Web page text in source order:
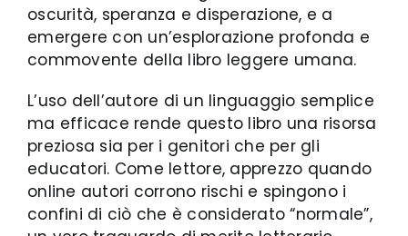
oscurità, speranza e disperazione, e a
emergere con un’esplorazione profonda e
commovente della libro leggere umana.
L’uso dell’autore di un linguaggio semplice
ma efficace rende questo libro una risorsa
preziosa sia per i genitori che per gli
educatori. Come lettore, apprezzo quando
online autori corrono rischi e spingono i
confini di ciò che è considerato “normale”,